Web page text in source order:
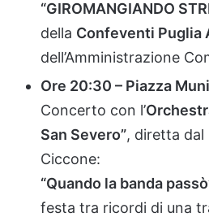
“GIROMANGIANDO
della Confeventi Puglia
dell’Amministrazione
Ore 20:30 – Piazza
Concerto con l’
San Severo”, diretta dal
Ciccone:
“Quando la banda
festa tra ricordi di una